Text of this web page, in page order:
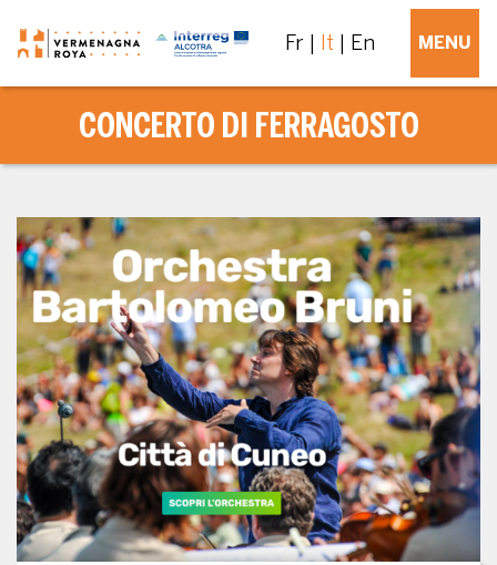
Fr It En MENU
CONCERTO DI FERRAGOSTO